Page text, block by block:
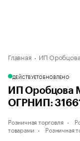
Главная ИП
ДЕЙСТВУЕТОБНОВЛЕНО
ИП Оробцова
ОГРНИП:
Розничная торговля
товарами
Розничная